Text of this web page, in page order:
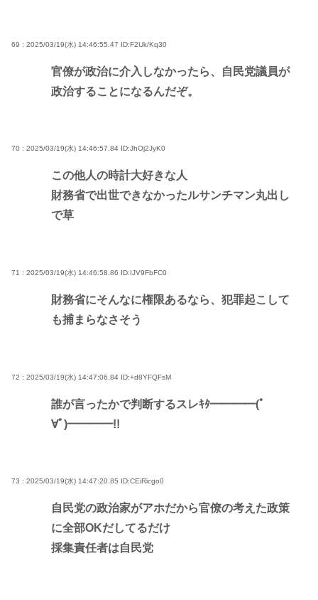
69 : 2025/03/19(水) 14:46:55.47 ID:F2Uk/Kq30
官僚が政治に介入しなかったら、自民党議員が
政治することになるんだぞ。
70 : 2025/03/19(水) 14:46:57.84 ID:JhOj2JyK0
この他人の時計大好きな人
財務省で出世できなかったルサンチマン丸出し
で草
71 : 2025/03/19(水) 14:46:58.86 ID:IJV9FbFC0
財務省にそんなに権限あるなら、犯罪起こして
も捕まらなさそう
72 : 2025/03/19(水) 14:47:06.84 ID:+d8YFQFsM
誰が言ったかで判断するスレｷﾀ━━━━(ﾟ
∀ﾟ)━━━━!!
73 : 2025/03/19(水) 14:47:20.85 ID:CEiRicgo0
自民党の政治家がアホだから官僚の考えた政策
に全部OKだしてるだけ
採集責任者は自民党